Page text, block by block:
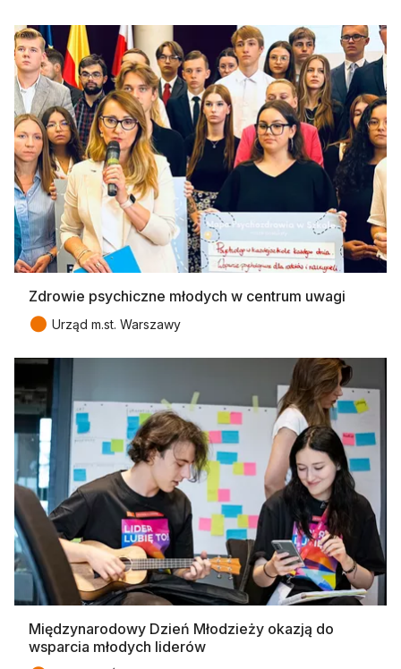
Zdrowie psychiczne młodych w centrum uwagi
● Urząd m.st. Warszawy
Międzynarodowy Dzień Młodzieży okazją do
wsparcia młodych liderów